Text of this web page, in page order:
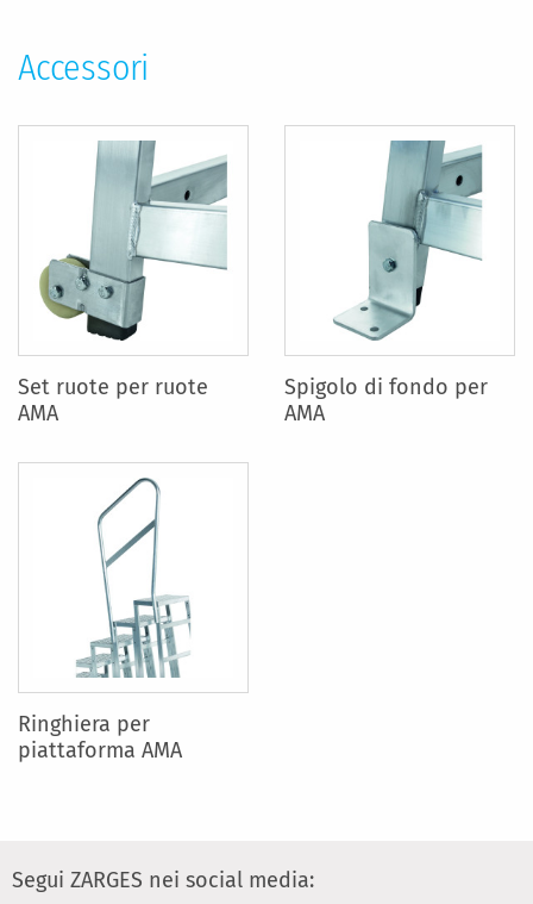
Accessori
Set ruote per ruote
AMA
Spigolo di fondo per
AMA
Ringhiera per
piattaforma AMA
Segui ZARGES nei social media: